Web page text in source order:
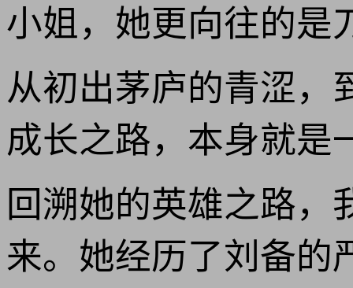
小姐，她更向往的是
从初出茅庐的青涩，
成长之路，本身就是
回溯她的英雄之路，
来。她经历了刘备的